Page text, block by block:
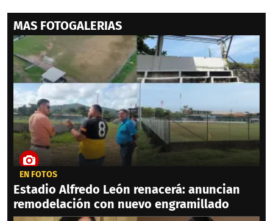
MAS FOTOGALERIAS
EN FOTOS
Estadio Alfredo León renacerá: anuncian
remodelación con nuevo engramillado